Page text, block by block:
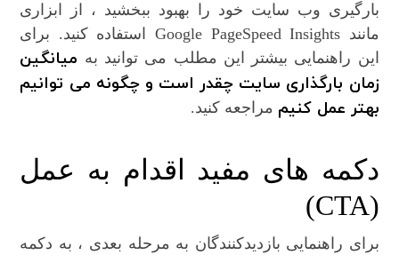
بارگیری وب سایت خود را بهبود ببخشید ، از ابزاری
مانند Google PageSpeed ​​Insights استفاده کنید. برای
این راهنمایی بیشتر این مطلب می توانید به میانگین
زمان بارگذاری سایت چقدر است و چگونه می توانیم
بهتر عمل کنیم مراجعه کنید.
دکمه های مفید اقدام به عمل
(CTA)
برای راهنمایی بازدیدکنندگان به مرحله بعدی ، به دکمه